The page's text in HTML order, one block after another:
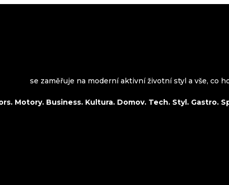
se zaměřuje na moderní aktivní životní styl a vše, co
Motory. Business. Kultura. Domov. Tech. Styl. Gastro.